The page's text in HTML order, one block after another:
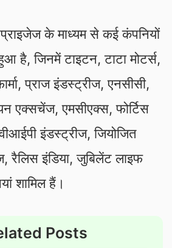
के माध्यम से कई कंपनियों
है, जिनमें टाइटन, टाटा मोटर्स,
प्राज इंडस्ट्रीज, एनसीसी,
एक्सचेंज, एमसीएक्स, फोर्टिस
इंडस्ट्रीज, जियोजित
रैलिस इंडिया, जुबिलेंट लाइफ
शामिल हैं।
Posts